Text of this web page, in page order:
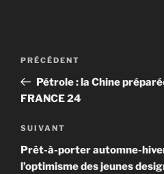
Navigation
l’article
Article
précédent
PRÉCÉDENT
Pétrole : la Chine
FRANCE 24
Article
suivant
SUIVANT
Prêt-à-porter automne-
l’optimisme des jeunes